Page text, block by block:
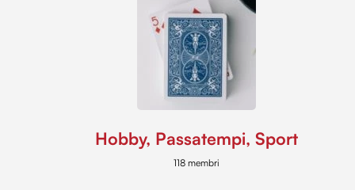
Hobby, Passatempi, Sport
118 membri